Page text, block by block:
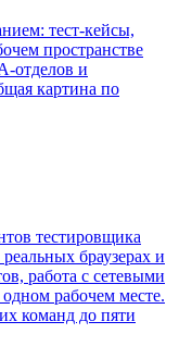
тест-кейсы,
пространстве
отделов и
картина по
тестировщика
браузерах и
работа с сетевыми
рабочем месте.
команд до пяти